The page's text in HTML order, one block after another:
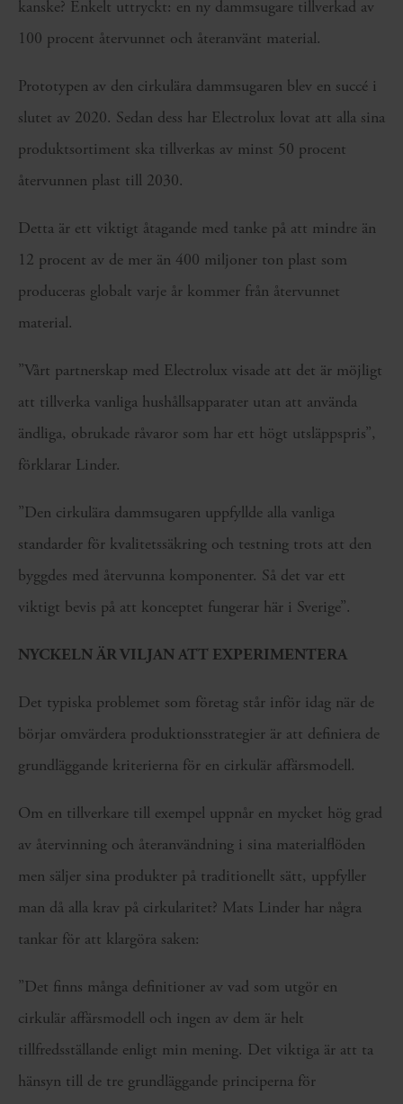
kanske? Enkelt uttryckt: en ny dammsugare tillverkad av
100 procent återvunnet och återanvänt material.
Prototypen av den cirkulära dammsugaren blev en succé i
slutet av 2020. Sedan dess har Electrolux lovat att alla sina
produktsortiment ska tillverkas av minst 50 procent
återvunnen plast till 2030.
Detta är ett viktigt åtagande med tanke på att mindre än
12 procent av de mer än 400 miljoner ton plast som
produceras globalt varje år kommer från återvunnet
material.
”Vårt partnerskap med Electrolux visade att det är möjligt
att tillverka vanliga hushållsapparater utan att använda
ändliga, obrukade råvaror som har ett högt utsläppspris”,
förklarar Linder.
”Den cirkulära dammsugaren uppfyllde alla vanliga
standarder för kvalitetssäkring och testning trots att den
byggdes med återvunna komponenter. Så det var ett
viktigt bevis på att konceptet fungerar här i Sverige”.
NYCKELN ÄR VILJAN ATT EXPERIMENTERA
Det typiska problemet som företag står inför idag när de
börjar omvärdera produktionsstrategier är att definiera de
grundläggande kriterierna för en cirkulär affärsmodell.
Om en tillverkare till exempel uppnår en mycket hög grad
av återvinning och återanvändning i sina materialflöden
men säljer sina produkter på traditionellt sätt, uppfyller
man då alla krav på cirkularitet? Mats Linder har några
tankar för att klargöra saken:
”Det finns många definitioner av vad som utgör en
cirkulär affärsmodell och ingen av dem är helt
tillfredsställande enligt min mening. Det viktiga är att ta
hänsyn till de tre grundläggande principerna för